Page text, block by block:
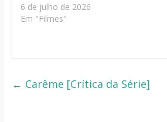
6 de julho de 2026
Em "Filmes"
← Carême [Crítica da Série]